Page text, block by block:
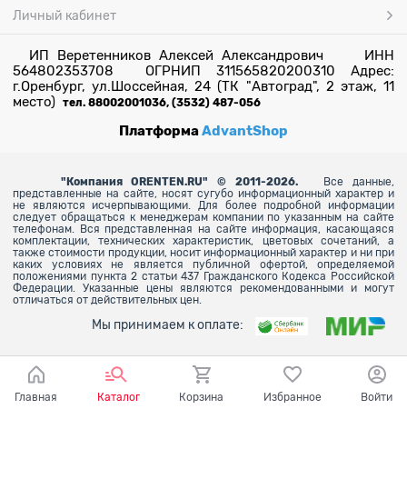
Личный кабинет
ИП Веретенников Алексей Александрович ИНН
564802353708 ОГРНИП 311565820200310 Адрес:
г.Оренбург, ул.Шоссейная, 24 (ТК "Автоград", 2 этаж, 11
место) тел. 88002001036, (3532) 487-056
ПлатформаAdvantShop
" Компания ORENTEN.RU" © 2011-2026.
Все данные,
представленные на сайте, носят сугубо информационный характер и
не являются исчерпывающими. Для более подробной информации
следует обращаться к менеджерам компании по указанным на сайте
телефонам. Вся представленная на сайте информация, касающаяся
комплектации, технических характеристик, цветовых сочетаний, а
также стоимости продукции, носит информационный характер и ни при
каких условиях не является публичной офертой, определяемой
положениями пункта 2 статьи 437 Гражданского Кодекса Российской
Федерации. Указанные цены являются рекомендованными и могут
отличаться от действительных цен.
Мы принимаем к оплате:
Главная Каталог Корзина Избранное Войти